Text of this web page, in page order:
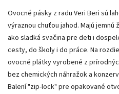
Ovocné pásky z radu Veri Beri sú
výraznou chuťou jahod. Majú
ako sladká svačina pre deti i
cesty, do školy i do práce. Na
ovocné plátky vyrobené z
bez chemických náhražok a
Balení "zip-lock" pre opakované